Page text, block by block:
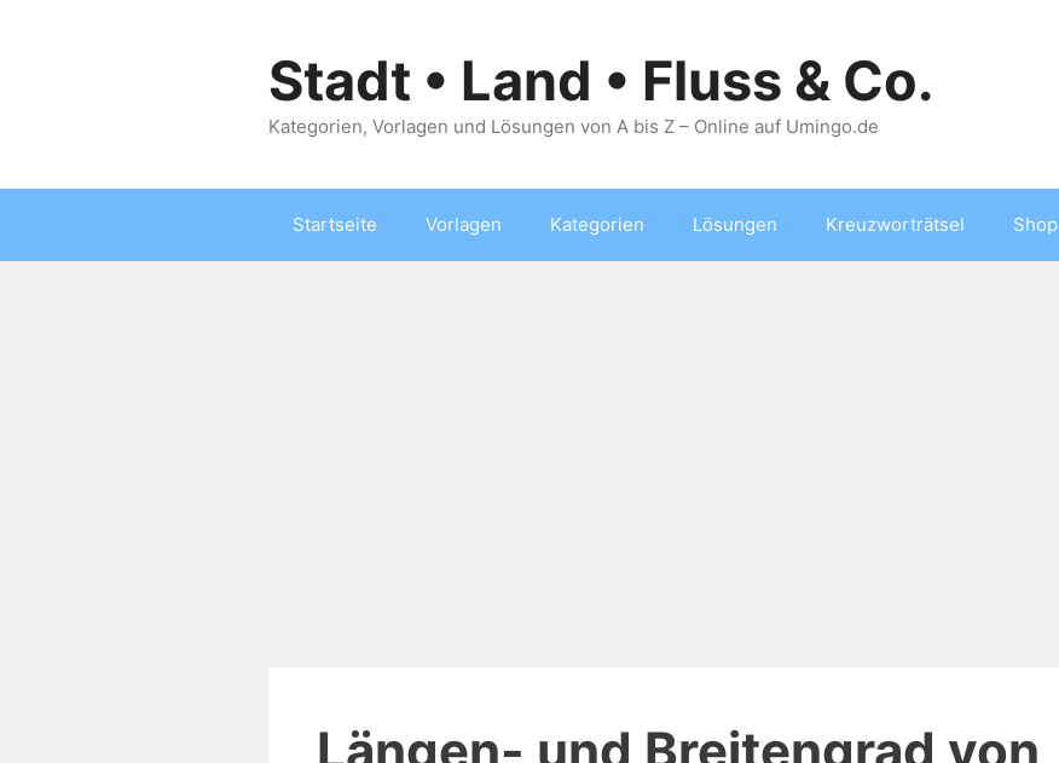
Stadt • Land • Fluss & Co.
Kategorien, Vorlagen und Lösungen von A bis Z – Online auf Umingo.de
Startseite Vorlagen Kategorien Lösungen Kreuzworträtsel Shop
Längen- und Breitengrad von